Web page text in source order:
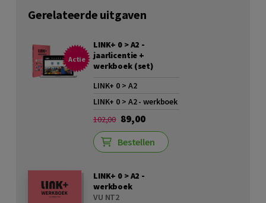
Gerelateerde uitgaven
Actie
LINK+ 0 > A2 -
jaarlicentie +
werkboek (set)
LINK+ 0 > A2
LINK+ 0 > A2 - werkboek
102,00 89,00
Bestellen
LINK+ 0 > A2 -
werkboek
VU NT2